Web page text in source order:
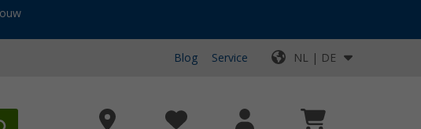
Blog Service NL | DE